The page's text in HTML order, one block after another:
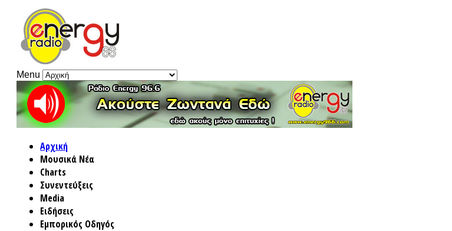
Menu
Αρχική
Μουσικά Νέα
Charts
Συνεντεύξεις
Media
Ειδήσεις
Εμπορικός Οδηγός